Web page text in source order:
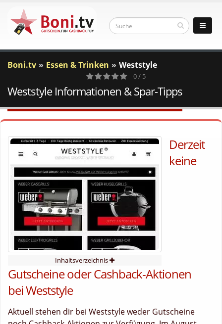
Boni.tv Essen & Trinken Weststyle
0
Votes
0 / 5
Weststyle Informationen & Spar-Tipps
Inhaltsverzeichnis
Derzeit
keine
Gutscheine oder Cashback-Aktionen
bei Weststyle
Aktuell stehen dir bei Weststyle weder Gutscheine